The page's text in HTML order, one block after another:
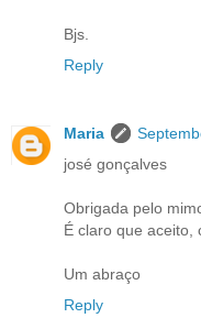
Bjs.
Reply
Maria
josé gonçalves
Obrigada pelo
É claro que aceito,
Um abraço
Reply